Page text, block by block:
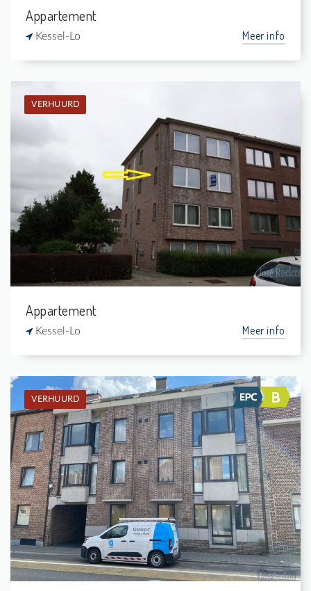
Appartement
Kessel-Lo Meer info
VERHUURD
Verhuurd: Appartement
2
-
1
Appartement
Kessel-Lo Meer info
VERHUURD
Verhuurd: Duplex
2
-
1
70 m²